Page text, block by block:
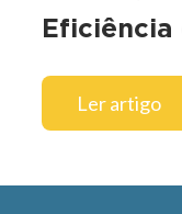
Eficiência
Ler artigo